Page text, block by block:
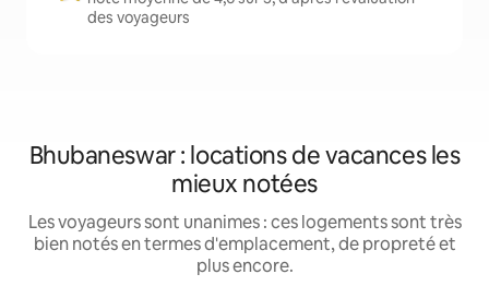
des voyageurs
Bhubaneswar : locations de vacances les
mieux notées
Les voyageurs sont unanimes : ces logements sont très
bien notés en termes d'emplacement, de propreté et
plus encore.